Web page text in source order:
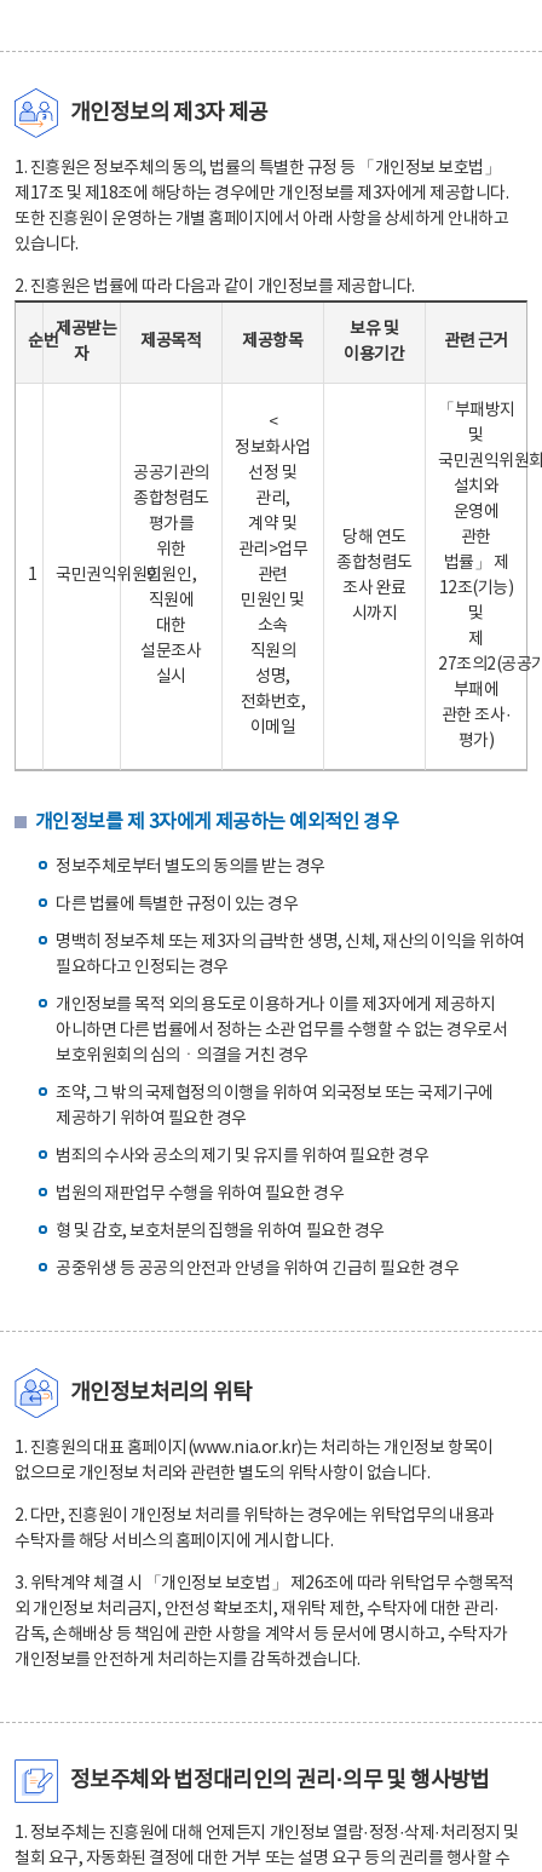
개인정보의 제3자 제공
1. 진흥원은 정보주체의 동의, 법률의 특별한 규정 등 「개인정보 보호법」
제17조 및 제18조에 해당하는 경우에만 개인정보를 제3자에게 제공합니다.
또한 진흥원이 운영하는 개별 홈페이지에서 아래 사항을 상세하게 안내하고
있습니다.
2. 진흥원은 법률에 따라 다음과 같이 개인정보를 제공합니다.
순번
제공받는
자
제공목적 제공항목
보유 및
이용기간
관련 근거
1 국민권익위원회
공공기관의
종합청렴도
평가를
위한
민원인,
직원에
대한
설문조사
실시
<
정보화사업
선정 및
관리,
계약 및
관리>업무
관련
민원인 및
소속
직원의
성명,
전화번호,
이메일
당해 연도
종합청렴도
조사 완료
시까지
「부패방지
및
국민권익위원
설치와
운영에
관한
법률」 제
12조(기능)
및
제
27조의2(공공
부패에
관한 조사·
평가)
개인정보를 제 3자에게 제공하는 예외적인 경우
정보주체로부터 별도의 동의를 받는 경우
다른 법률에 특별한 규정이 있는 경우
명백히 정보주체 또는 제3자의 급박한 생명, 신체, 재산의 이익을 위하여
필요하다고 인정되는 경우
개인정보를 목적 외의 용도로 이용하거나 이를 제3자에게 제공하지
아니하면 다른 법률에서 정하는 소관 업무를 수행할 수 없는 경우로서
보호위원회의 심의ㆍ의결을 거친 경우
조약, 그 밖의 국제협정의 이행을 위하여 외국정보 또는 국제기구에
제공하기 위하여 필요한 경우
범죄의 수사와 공소의 제기 및 유지를 위하여 필요한 경우
법원의 재판업무 수행을 위하여 필요한 경우
형 및 감호, 보호처분의 집행을 위하여 필요한 경우
공중위생 등 공공의 안전과 안녕을 위하여 긴급히 필요한 경우
개인정보처리의 위탁
1. 진흥원의 대표 홈페이지(www.nia.or.kr)는 처리하는 개인정보 항목이
없으므로 개인정보 처리와 관련한 별도의 위탁사항이 없습니다.
2. 다만, 진흥원이 개인정보 처리를 위탁하는 경우에는 위탁업무의 내용과
수탁자를 해당 서비스의 홈페이지에 게시합니다.
3. 위탁계약 체결 시 「개인정보 보호법」 제26조에 따라 위탁업무 수행목적
외 개인정보 처리금지, 안전성 확보조치, 재위탁 제한, 수탁자에 대한 관리·
감독, 손해배상 등 책임에 관한 사항을 계약서 등 문서에 명시하고, 수탁자가
개인정보를 안전하게 처리하는지를 감독하겠습니다.
정보주체와 법정대리인의 권리·의무 및 행사방법
1. 정보주체는 진흥원에 대해 언제든지 개인정보 열람·정정·삭제·처리정지 및
철회 요구, 자동화된 결정에 대한 거부 또는 설명 요구 등의 권리를 행사할 수